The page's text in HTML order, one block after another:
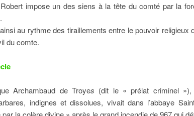
impose un des siens à la tête du comté par la
au rythme des tiraillements entre le pouvoir religieux
du comte.
Archambaud de Troyes (dit le « prélat criminel »),
indignes et dissolues, vivait dans l’abbaye